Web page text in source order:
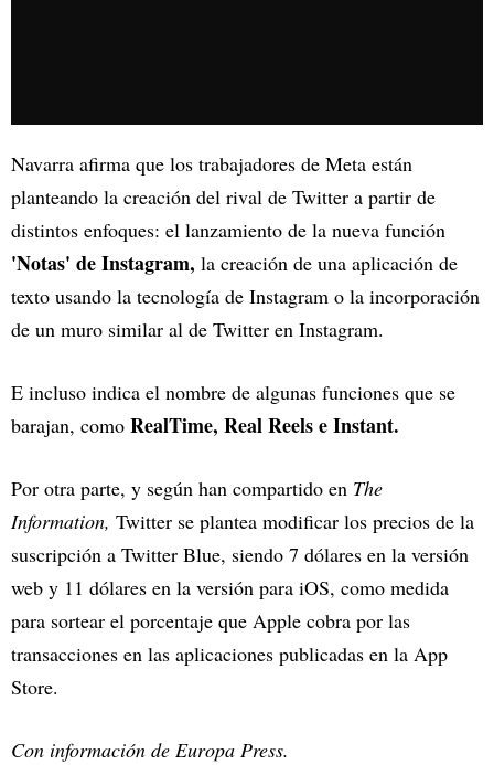
Navarra afirma que los trabajadores de Meta están
planteando la creación del rival de Twitter a partir de
distintos enfoques: el lanzamiento de la nueva función
'Notas' de Instagram, la creación de una aplicación de
texto usando la tecnología de Instagram o la incorporación
de un muro similar al de Twitter en Instagram.
E incluso indica el nombre de algunas funciones que se
barajan, como RealTime, Real Reels e Instant.
Por otra parte, y según han compartido en The
Information, Twitter se plantea modificar los precios de la
suscripción a Twitter Blue, siendo 7 dólares en la versión
web y 11 dólares en la versión para iOS, como medida
para sortear el porcentaje que Apple cobra por las
transacciones en las aplicaciones publicadas en la App
Store.
Con información de Europa Press.